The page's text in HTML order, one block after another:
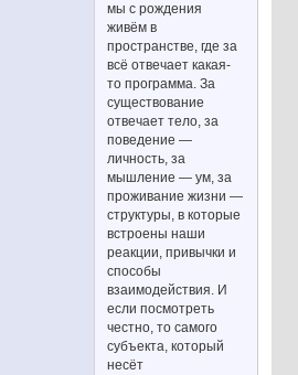
мы с рождения
живём в
пространстве, где за
всё отвечает какая-
то программа. За
существование
отвечает тело, за
поведение —
личность, за
мышление — ум, за
проживание жизни —
структуры, в которые
встроены наши
реакции, привычки и
способы
взаимодействия. И
если посмотреть
честно, то самого
субъекта, который
несёт